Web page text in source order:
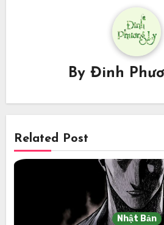
By Đinh
Related Post
Nhật Bản